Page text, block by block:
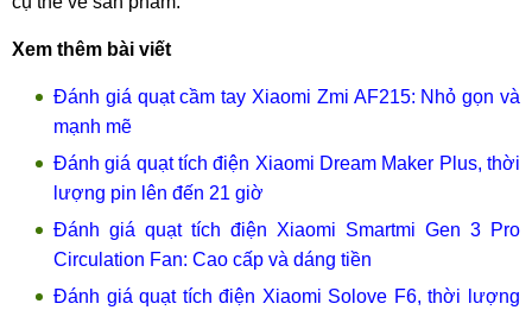
Xem thêm bài viết
Đánh giá quạt cầm tay Xiaomi Zmi AF215: Nhỏ gọn và
mạnh mẽ
Đánh giá quạt tích điện Xiaomi Dream Maker Plus, thời
lượng pin lên đến 21 giờ
Đánh giá quạt tích điện Xiaomi Smartmi Gen 3 Pro
Circulation Fan: Cao cấp và dáng tiền
Đánh giá quạt tích điện Xiaomi Solove F6, thời lượng